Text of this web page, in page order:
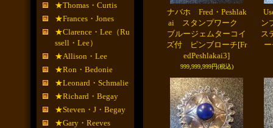
★Thomas・Curtis
★Frances・Jones
★Clarence・Lee（Ru
ssell・Lee）
★Allison・Lee
★Ron・Bedonie
★Leonard・Schmalie
★Richard・Begay
★Steven・J・Begay
★Gary・Reeves
ナバホ Fred・Peshlak
ai スタンプワーク
ブルージェムターコイ
ズ付 ピンブローチ[Fr
edPeshlakai3]
999,999,999円(税込)
ン
ス